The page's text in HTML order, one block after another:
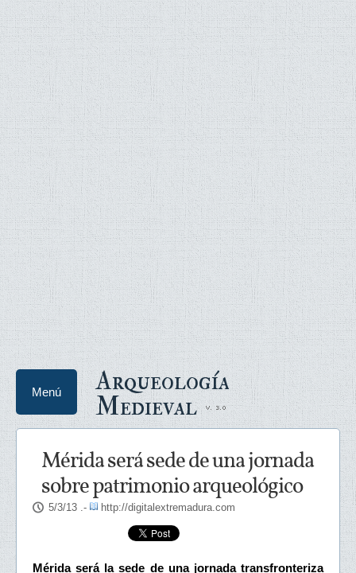
Arqueología
Medieval
Menú
Mérida será sede de una jornada
sobre patrimonio arqueológico
5/3/13 .- http://digitalextremadura.com
Mérida será la sede de una jornada transfronteriza